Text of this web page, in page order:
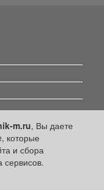
m.ru, Вы даете
которые
и сбора